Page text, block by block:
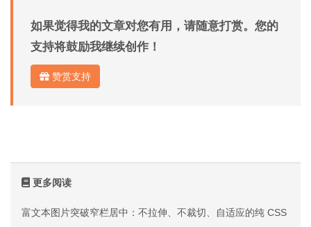
如果觉得我的文章对您有用，请随意打赏。您的
支持将鼓励我继续创作！
赞赏支持
更多阅读
富文本图片突破窄栏居中：不拉伸、不裁切、自适应的纯 CSS 方案